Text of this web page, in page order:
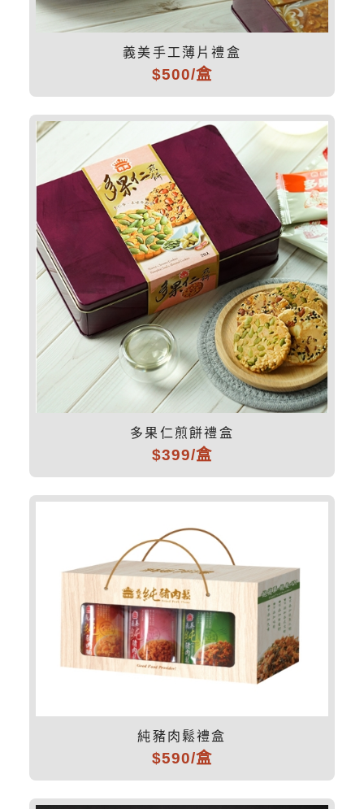
義美手工薄片禮盒
$500/盒
多果仁煎餅禮盒
$399/盒
純豬肉鬆禮盒
$590/盒